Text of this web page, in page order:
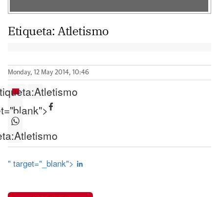
Etiqueta:Atletismo
Monday, 12 May 2014, 10:46
Atletismo
Atletismo
" target="_blank">